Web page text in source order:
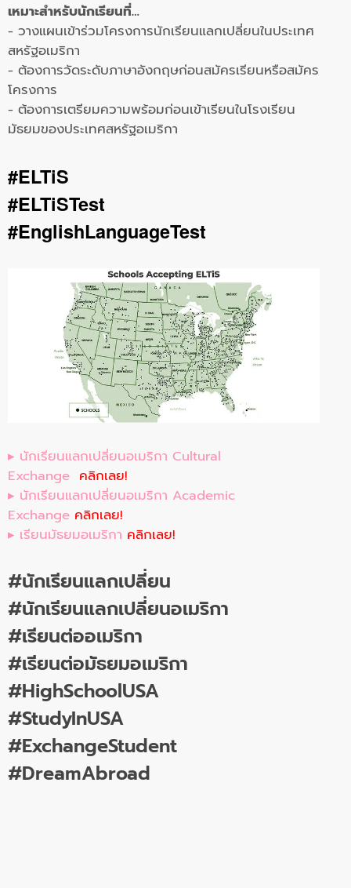
เหมาะสำหรับนักเรียนที่…
- วางแผนเข้าร่วมโครงการนักเรียนแลกเปลี่ยนในประเทศ
สหรัฐอเมริกา
- ต้องการวัดระดับภาษาอังกฤษก่อนสมัครเรียนหรือสมัคร
โครงการ
- ต้องการเตรียมความพร้อมก่อนเข้าเรียนในโรงเรียน
มัธยมของประเทศสหรัฐอเมริกา
#ELTiS
#ELTiSTest
#EnglishLanguageTest
▸ นักเรียนแลกเปลี่ยนอเมริกา Cultural
Exchange คลิกเลย!
▸ นักเรียนแลกเปลี่ยนอเมริกา Academic
Exchange คลิกเลย!
▸ เรียนมัธยมอเมริกา คลิกเลย!
#นักเรียนแลกเปลี่ยน
#นักเรียนแลกเปลี่ยนอเมริกา
#เรียนต่ออเมริกา
#เรียนต่อมัธยมอเมริกา
#HighSchoolUSA
#StudyInUSA
#ExchangeStudent
#DreamAbroad